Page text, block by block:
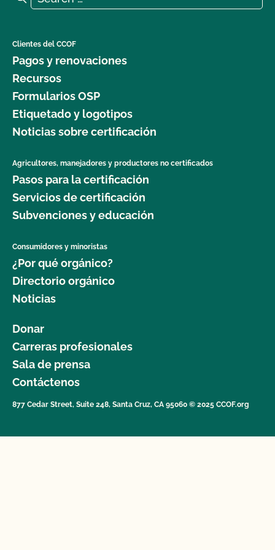
Clientes del CCOF
Pagos y renovaciones
Recursos
Formularios OSP
Etiquetado y logotipos
Noticias sobre certificación
Agricultores, manejadores y productores no certificados
Pasos para la certificación
Servicios de certificación
Subvenciones y educación
Consumidores y minoristas
¿Por qué orgánico?
Directorio orgánico
Noticias
Donar
Carreras profesionales
Sala de prensa
Contáctenos
877 Cedar Street, Suite 248, Santa Cruz, CA 95060 © 2025 CCOF.org